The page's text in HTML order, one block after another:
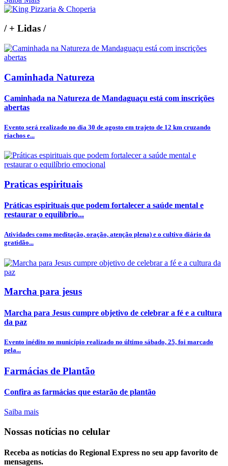
/+ Lidas /
Caminhada Natureza
Caminhada na Natureza de Mandaguaçu está com inscrições
abertas
Evento será realizado no dia 30 de agosto em trajeto de 12 km cruzando
riachos e...
Praticas espirituais
Práticas espirituais que podem fortalecer a saúde mental e
restaurar o equilíbrio...
Atividades como meditação, oração, atenção plena) e o cultivo diário da
gratidão...
Marcha para jesus
Marcha para Jesus cumpre objetivo de celebrar a fé e a cultura
da paz
Evento inédito no município realizado no último sábado, 25, foi marcado
pela...
Farmácias de Plantão
Confira as farmácias que estarão de plantão
Saiba mais
Nossas notícias no celular
Receba as notícias do Regional Express no seu app favorito de
mensagens.